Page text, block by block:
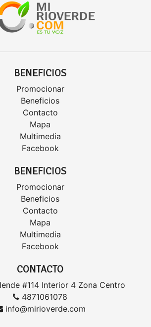
BENEFICIOS
Promocionar
Beneficios
Contacto
Mapa
Multimedia
Facebook
BENEFICIOS
Promocionar
Beneficios
Contacto
Mapa
Multimedia
Facebook
CONTACTO
#114 Interior 4 Zona Centro
4871061078
info@mirioverde.com